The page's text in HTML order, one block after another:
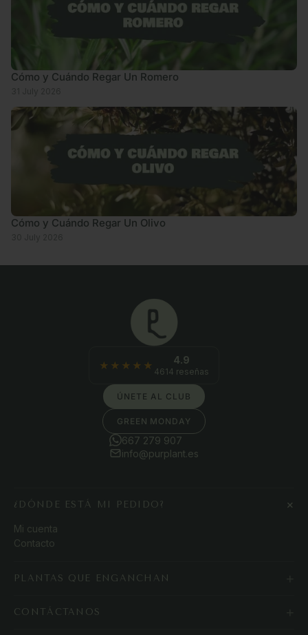
Cómo y Cuándo Regar Un Romero
Cómo y Cuándo Regar Un Olivo
★★★★★ 4.9
4614 reseñas
ÚNETE AL CLUB
GREEN MONDAY
667 279 907
info@purplant.es
¿DÓNDE ESTÁ MI PEDIDO? +
Mi cuenta
Contacto
PLANTAS QUE ENGANCHAN
CONTÁCTANOS